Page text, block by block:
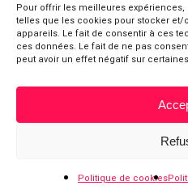
Pour offrir les meilleures
telles que les cookies pour stocker
appareils. Le fait de consentir à ces
ces données. Le fait de ne pas
peut avoir un effet négatif sur
Politique de cookies
Mon compte
Conditions générales de ventes
Mentions légales
facebook
youtube